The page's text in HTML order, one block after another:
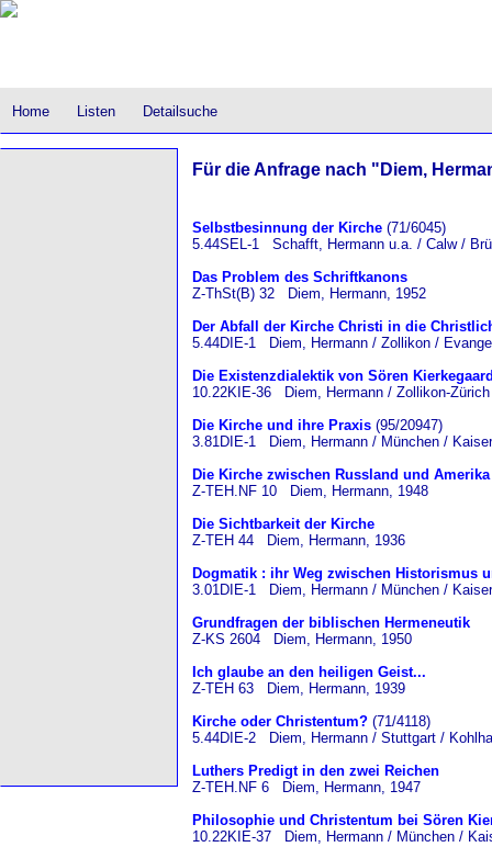
Home Listen Detailsuche
Für die Anfrage nach "Diem,
Selbstbesinnung der Kirche (71/6045)
5.44SEL-1 Schafft, Hermann u.a. / Calw /
Das Problem des Schriftkanons
Z-ThSt(B) 32 Diem, Hermann, 1952
Der Abfall der Kirche Christi in die
5.44DIE-1 Diem, Hermann / Zollikon /
Die Existenzdialektik von Sören
10.22KIE-36 Diem, Hermann / Zollikon-
Die Kirche und ihre Praxis (95/20947)
3.81DIE-1 Diem, Hermann / München /
Die Kirche zwischen Russland und Amerika
Z-TEH.NF 10 Diem, Hermann, 1948
Die Sichtbarkeit der Kirche
Z-TEH 44 Diem, Hermann, 1936
Dogmatik : ihr Weg zwischen Historismus
3.01DIE-1 Diem, Hermann / München /
Grundfragen der biblischen Hermeneutik
Z-KS 2604 Diem, Hermann, 1950
Ich glaube an den heiligen Geist...
Z-TEH 63 Diem, Hermann, 1939
Kirche oder Christentum? (71/4118)
5.44DIE-2 Diem, Hermann / Stuttgart /
Luthers Predigt in den zwei Reichen
Z-TEH.NF 6 Diem, Hermann, 1947
Philosophie und Christentum bei Sören
10.22KIE-37 Diem, Hermann / München /